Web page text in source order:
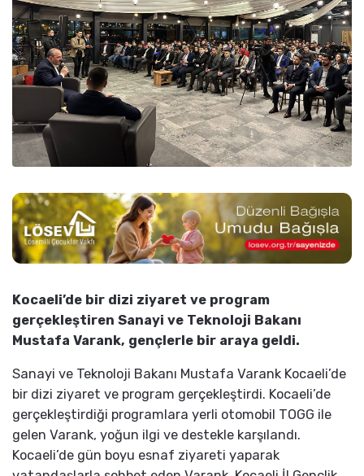
Kocaeli’de bir dizi ziyaret ve program
gerçekleştiren Sanayi ve Teknoloji Bakanı
Mustafa Varank, gençlerle bir araya geldi.
Sanayi ve Teknoloji Bakanı Mustafa Varank Kocaeli’de
bir dizi ziyaret ve program gerçekleştirdi. Kocaeli’de
gerçekleştirdiği programlara yerli otomobil TOGG ile
gelen Varank, yoğun ilgi ve destekle karşılandı.
Kocaeli’de gün boyu esnaf ziyareti yaparak